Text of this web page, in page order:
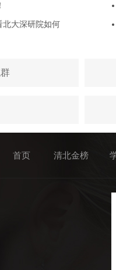
北大深研院如何
首页 清北金榜